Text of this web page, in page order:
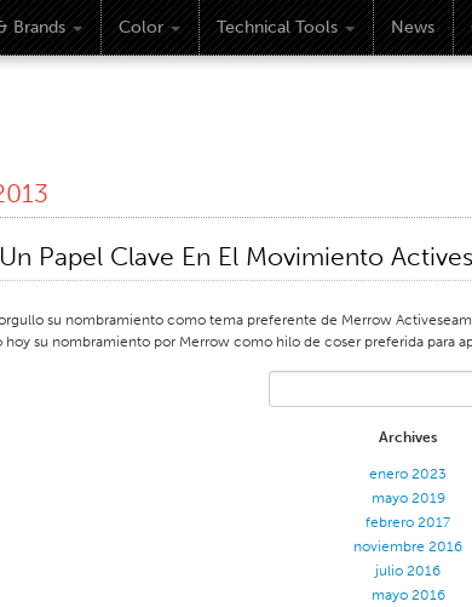
Brands Color Technical Tools News
Papel Clave En El Movimiento
su nombramiento como tema preferente de Merrow
su nombramiento por Merrow como hilo de coser preferida para
Archives
enero 2023
mayo 2019
febrero 2017
noviembre 2016
julio 2016
mayo 2016